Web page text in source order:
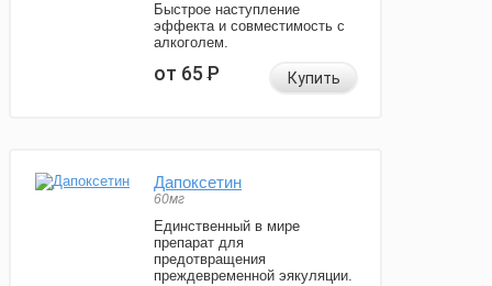
Быстрое наступление
эффекта и совместимость с
алкоголем.
от 65Р Купить
Дапоксетин
60мг
Единственный в мире
препарат для
предотвращения
преждевременной эякуляции.